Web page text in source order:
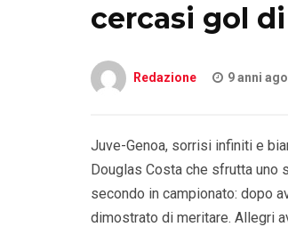
cercasi gol
Redazione 9 anni ago
Juve-Genoa, sorrisi infiniti e
Douglas Costa che sfrutta uno
secondo in campionato: dopo
dimostrato di meritare. Allegri